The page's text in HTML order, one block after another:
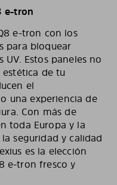
e-tron
e-tron con los
para bloquear
Estos paneles no
de tu
el
una experiencia de
Con más de
toda Europa y la
seguridad y calidad
es la elección
e-tron fresco y